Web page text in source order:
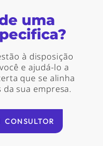
uma
à disposição
e ajudá-lo a
que se alinha
da sua empresa.